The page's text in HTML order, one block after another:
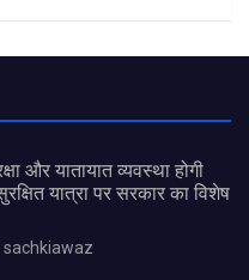
और यातायात व्यवस्था होगी
यात्रा पर सरकार का विशेष
sachkiawaz